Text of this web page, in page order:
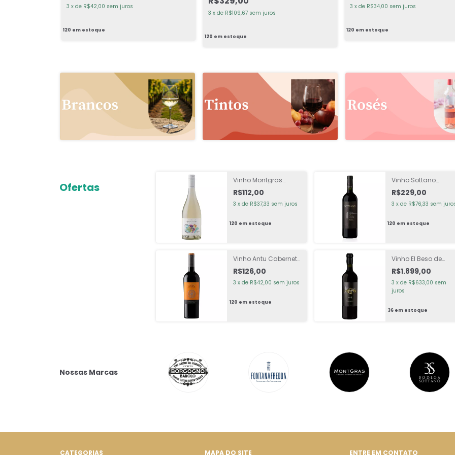
3 x de R$42,00 sem juros
120 em estoque
3 x de R$109,67 sem juros
120 em estoque
3 x de R$34,00 sem juros
120 em estoque
Ofertas
Vinho Montgras
R$112,00
3 x de R$37,33 sem juros
120 em estoque
Vinho Sottano
Cabernet Sauvignon
Tinto
R$229,00
3 x de R$76,33 sem
120 em estoque
Vinho Antu Cabernet
R$126,00
3 x de R$42,00 sem juros
120 em estoque
Vinho El Beso de
Tinto
R$1.899,00
3 x de R$633,00 sem
juros
36 em estoque
Nossas Marcas
CATEGORIAS MAPA DO SITE ENTRE EM CONTATO